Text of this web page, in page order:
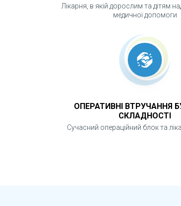
УЗД- нешкідлива для
Підготовка до УЗД-
максимально
Лікарня, в якій дорослим та дітям
медичної допомоги
ОПЕРАТИВНІ ВТРУЧАННЯ
СКЛАДНОСТІ
Сучасний операційний блок та